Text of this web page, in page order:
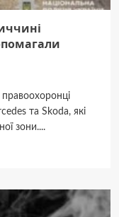
та Skoda, які
зони....